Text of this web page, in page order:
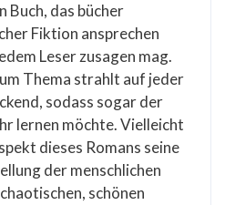
Buch, das bücher
Fiktion ansprechen
Leser zusagen mag.
Thema strahlt auf jeder
sodass sogar der
lernen möchte. Vielleicht
dieses Romans seine
der menschlichen
schönen